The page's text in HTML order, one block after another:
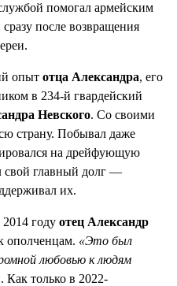
помогал армейским
после возвращения
опыт отца Александра, его
в 234-й гвардейский
Невского. Со своими
страну. Побывал даже
на дрейфующую
свой главный долг —
их.
году отец Александр
ополченцам. «Это был
любовью к людям
только в 2022-